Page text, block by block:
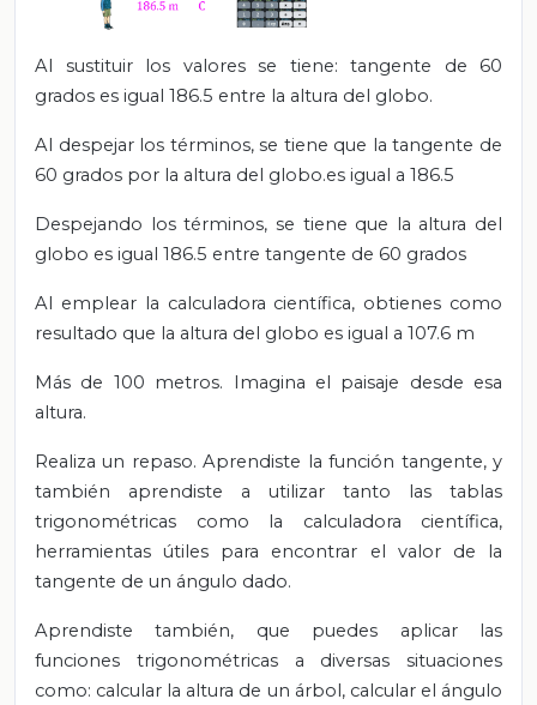
Al sustituir los valores se tiene: tangente de 60
grados es igual 186.5 entre la altura del globo.
Al despejar los términos, se tiene que la tangente de
60 grados por la altura del globo.es igual a 186.5
Despejando los términos, se tiene que la altura del
globo es igual 186.5 entre tangente de 60 grados
Al emplear la calculadora científica, obtienes como
resultado que la altura del globo es igual a 107.6 m
Más de 100 metros. Imagina el paisaje desde esa
altura.
Realiza un repaso. Aprendiste la función tangente, y
también aprendiste a utilizar tanto las tablas
trigonométricas como la calculadora científica,
herramientas útiles para encontrar el valor de la
tangente de un ángulo dado.
Aprendiste también, que puedes aplicar las
funciones trigonométricas a diversas situaciones
como: calcular la altura de un árbol, calcular el ángulo